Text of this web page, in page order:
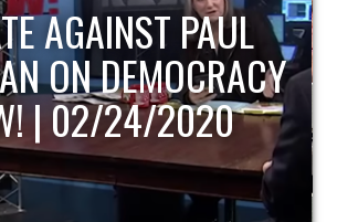
OF ECONOMIC
UPDATE